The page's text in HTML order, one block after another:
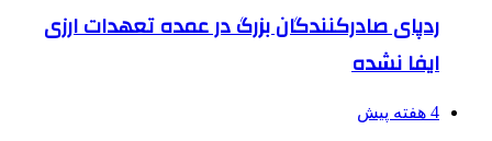
ردپای صادرکنندگان بزرگ در عمده تعهدات ارزی
ایفا نشده
4 هفته پیش